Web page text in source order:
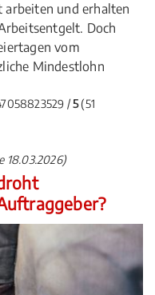
und erhalten
Doch
vom
Mindestlohn
/5(51
18.03.2026)